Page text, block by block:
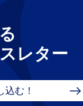
レター
込む！